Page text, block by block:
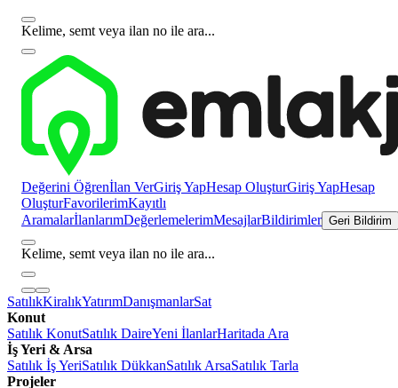
Kelime, semt veya ilan no ile ara...
Değerini Öğrenİlan VerGiriş YapHesap OluşturGiriş YapHesap
OluşturFavorilerimKayıtlı
AramalarİlanlarımDeğerlemelerimMesajlarBildirimler Geri Bildirim
Kelime, semt veya ilan no ile ara...
SatılıkKiralıkYatırımDanışmanlarSat
Konut
Satılık KonutSatılık DaireYeni İlanlarHaritada Ara
İş Yeri & Arsa
Satılık İş YeriSatılık DükkanSatılık ArsaSatılık Tarla
Projeler